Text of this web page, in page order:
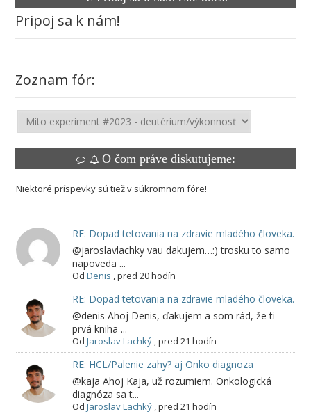
Pripoj sa k nám!
Zoznam fór:
O čom práve diskutujeme:
Niektoré príspevky sú tiež v súkromnom fóre!
RE: Dopad tetovania na zdravie mladého človeka.
@jaroslavlachky vau dakujem…:) trosku to samo
napoveda ...
Od Denis ,pred 20 hodín
RE: Dopad tetovania na zdravie mladého človeka.
@denis Ahoj Denis, ďakujem a som rád, že ti
prvá kniha ...
Od Jaroslav Lachký,pred 21 hodín
RE: HCL/Palenie zahy? aj Onko diagnoza
@kaja Ahoj Kaja, už rozumiem. Onkologická
diagnóza sa t...
Od Jaroslav Lachký,pred 21 hodín